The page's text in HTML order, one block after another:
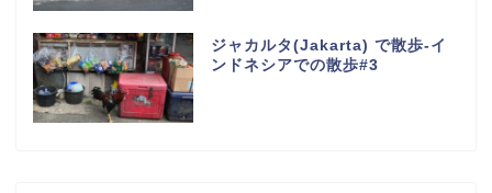
ジャカルタ(Jakarta) で散歩-イ
ンドネシアでの散歩#3